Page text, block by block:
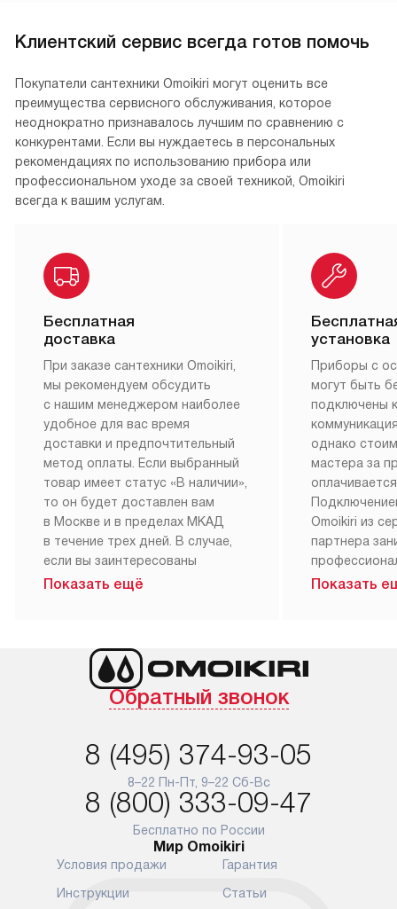
Клиентский сервис всегда готов помочь
Покупатели сантехники Omoikiri могут оценить все
преимущества сервисного обслуживания, которое
неоднократно признавалось лучшим по сравнению с
конкурентами. Если вы нуждаетесь в персональных
рекомендациях по использованию прибора или
профессиональном уходе за своей техникой, Omoikiri
всегда к вашим услугам.
Бесплатная
доставка
При заказе сантехники Omoikiri,
мы рекомендуем обсудить
с нашим менеджером наиболее
удобное для вас время
доставки и предпочтительный
метод оплаты. Если выбранный
товар имеет статус «В наличии»,
то он будет доставлен вам
в Москве и в пределах МКАД
в течение трех дней. В случае,
если вы заинтересованы
в товаре, который доступен
менеджером на сайте. Товары
с особым лейблом
доставляются бесплатно
аксессуаров не предусмотрена.
Для доставки в другие регионы
мы используем услуги
транспортной компании.
Уточняйте все условия доставки
у нашего менеджера при
оформлении заказа.
Показать ещё
установка
Приборы с
могут быть
подключены
однако
мастера за
Omoikiri из
партнера
Наш сервис
Показать
Обратный звонок
8 (495) 374-93-05
8–22 Пн-Пт, 9–22 Сб-Вс
8 (800) 333-09-47
Бесплатно по России
Мир Omoikiri
Условия продажи
Инструкции
Гарантия
Статьи